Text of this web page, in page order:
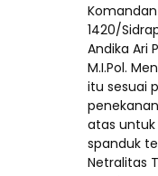
1420/
Andika Ari
M.I.Pol.
itu sesuai
atas
spanduk
Netralitas